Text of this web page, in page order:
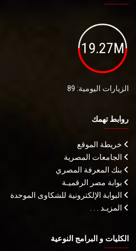
19.27M
الزيارات اليومية: 89
روابط تهمك
خريطة الموقع
الجامعات المصرية
بنك المعرفة المصري
بوابة مصر الرقميـة
البوابة الإلكترونية للشكاوى الموحدة
المزيـد . . .
الكليات و البرامج النوعية